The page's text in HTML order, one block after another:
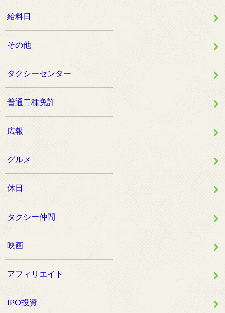
給料日
その他
タクシーセンター
普通二種免許
広報
グルメ
休日
タクシー仲間
映画
アフィリエイト
IPO投資